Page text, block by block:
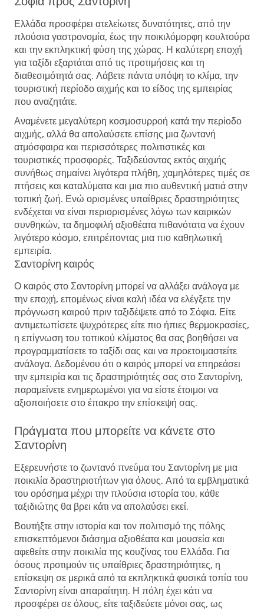
Ελλάδα προσφέρει ατελείωτες δυνατότητες, από την
πλούσια γαστρονομία, έως την ποικιλόμορφη κουλτούρα
και την εκπληκτική φύση της χώρας. Η καλύτερη εποχή
για ταξίδι εξαρτάται από τις προτιμήσεις και τη
διαθεσιμότητά σας. Λάβετε πάντα υπόψη το κλίμα, την
τουριστική περίοδο αιχμής και το είδος της εμπειρίας
που αναζητάτε.
Αναμένετε μεγαλύτερη κοσμοσυρροή κατά την περίοδο
αιχμής, αλλά θα απολαύσετε επίσης μια ζωντανή
ατμόσφαιρα και περισσότερες πολιτιστικές και
τουριστικές προσφορές. Ταξιδεύοντας εκτός αιχμής
συνήθως σημαίνει λιγότερα πλήθη, χαμηλότερες τιμές σε
πτήσεις και καταλύματα και μια πιο αυθεντική ματιά στην
τοπική ζωή. Ενώ ορισμένες υπαίθριες δραστηριότητες
ενδέχεται να είναι περιορισμένες λόγω των καιρικών
συνθηκών, τα δημοφιλή αξιοθέατα πιθανότατα να έχουν
λιγότερο κόσμο, επιτρέποντας μια πιο καθηλωτική
εμπειρία.
Σαντορίνη καιρός
Ο καιρός στο Σαντορίνη μπορεί να αλλάξει ανάλογα με
την εποχή, επομένως είναι καλή ιδέα να ελέγξετε την
πρόγνωση καιρού πριν ταξιδέψετε από το Σόφια. Είτε
αντιμετωπίσετε ψυχρότερες είτε πιο ήπιες θερμοκρασίες,
η επίγνωση του τοπικού κλίματος θα σας βοηθήσει να
προγραμματίσετε το ταξίδι σας και να προετοιμαστείτε
ανάλογα. Δεδομένου ότι ο καιρός μπορεί να επηρεάσει
την εμπειρία και τις δραστηριότητές σας στο Σαντορίνη,
παραμείνετε ενημερωμένοι για να είστε έτοιμοι να
αξιοποιήσετε στο έπακρο την επίσκεψή σας.
Πράγματα που μπορείτε να κάνετε στο
Σαντορίνη
Εξερευνήστε το ζωντανό πνεύμα του Σαντορίνη με μια
ποικιλία δραστηριοτήτων για όλους. Από τα εμβληματικά
του ορόσημα μέχρι την πλούσια ιστορία του, κάθε
ταξιδιώτης θα βρει κάτι να απολαύσει εκεί.
Βουτήξτε στην ιστορία και τον πολιτισμό της πόλης
επισκεπτόμενοι διάσημα αξιοθέατα και μουσεία και
αφεθείτε στην ποικιλία της κουζίνας του Ελλάδα. Για
όσους προτιμούν τις υπαίθριες δραστηριότητες, η
επίσκεψη σε μερικά από τα εκπληκτικά φυσικά τοπία του
Σαντορίνη είναι απαραίτητη. Η πόλη έχει κάτι να
προσφέρει σε όλους, είτε ταξιδεύετε μόνοι σας, ως